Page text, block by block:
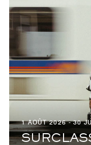
1 AOÛT 2026 - 30